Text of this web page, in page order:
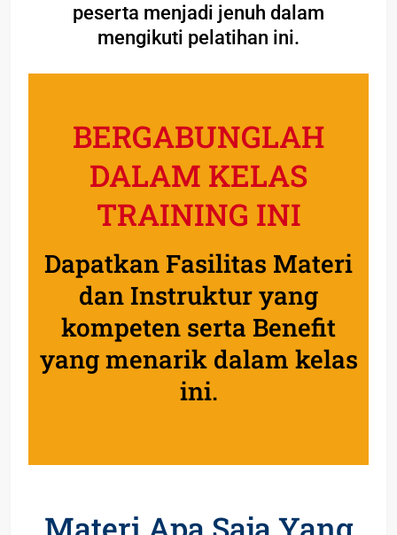
peserta menjadi jenuh dalam
mengikuti pelatihan ini.
BERGABUNGLAH
DALAM KELAS
TRAINING INI
Dapatkan Fasilitas Materi
dan Instruktur yang
kompeten serta Benefit
yang menarik dalam kelas
ini.